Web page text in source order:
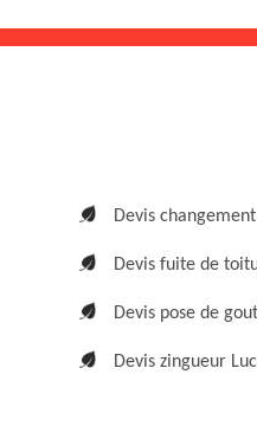
Devis
Devis fuite de
Devis pose de
Devis zingueur